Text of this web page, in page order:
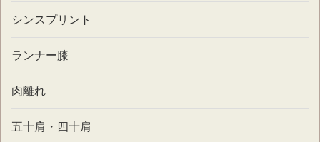
シンスプリント
ランナー膝
肉離れ
五十肩・四十肩